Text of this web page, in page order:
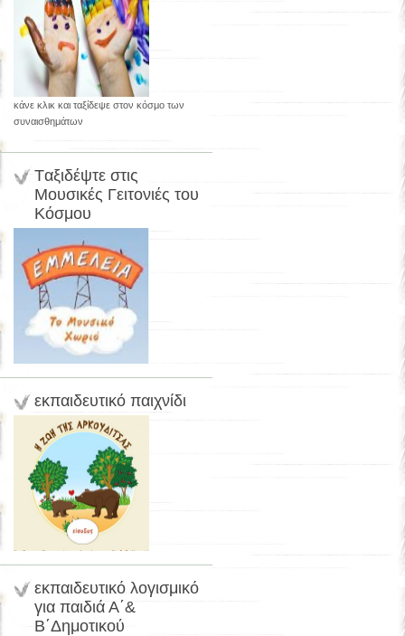
κάνε κλικ και ταξίδεψε στον κόσμο των
συναισθημάτων
Tαξιδέψτε στις
Μουσικές Γειτονιές του
Κόσμου
εκπαιδευτικό παιχνίδι
εκπαιδευτικό λογισμικό
για παιδιά Α΄&
Β΄Δημοτικού